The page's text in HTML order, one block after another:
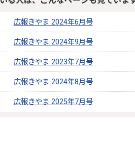
広報きやま 2024年6月号
広報きやま 2024年9月号
広報きやま 2023年7月号
広報きやま 2024年8月号
広報きやま 2025年7月号